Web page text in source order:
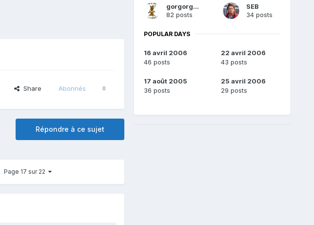
Share Abonnés 0
Répondre à ce sujet
Page 17 sur 22
gorgorgueu
82 posts
SEB
34 posts
POPULAR DAYS
16 avril 2006
46 posts
22 avril 2006
43 posts
17 août 2005
36 posts
25 avril 2006
29 posts